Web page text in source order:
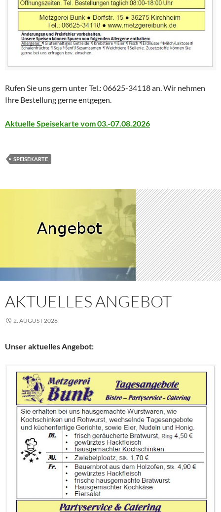
Rufen Sie uns gern unter Tel.: 06625-34118 an. Wir nehmen
Ihre Bestellung gerne entgegen.
Aktuelle Speisekarte vom 03.-07.08.2026
SPEISEKARTE
AKTUELLES ANGEBOT
2. AUGUST 2026
Unser aktuelles Angebot: